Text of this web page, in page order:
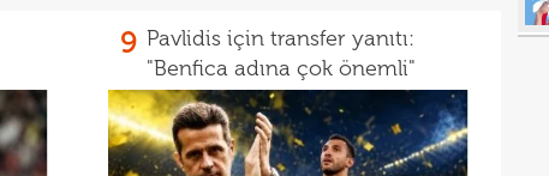
9 Pavlidis için transfer yanıtı:
"Benfica adına çok önemli"